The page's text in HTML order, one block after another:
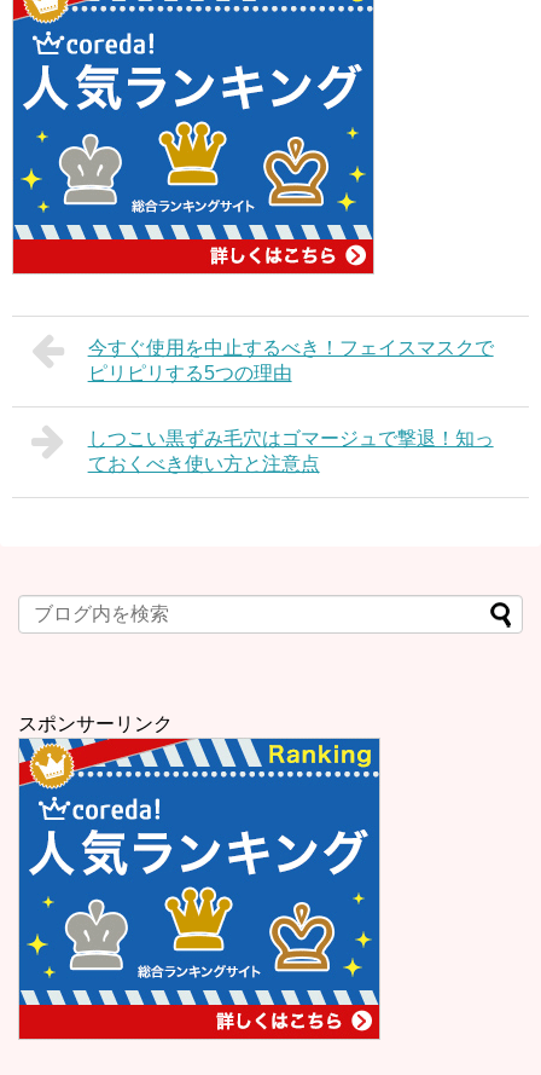
今すぐ使用を中止するべき！フェイスマスクで
ピリピリする5つの理由
しつこい黒ずみ毛穴はゴマージュで撃退！知っ
ておくべき使い方と注意点
スポンサーリンク